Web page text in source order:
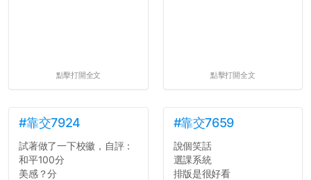
點擊打開全文 點擊打開全文
#靠交7924
試著做了一下校徽，自評：
和平100分
美感？分
#靠交7659
說個笑話
選課系統
排版是很好看